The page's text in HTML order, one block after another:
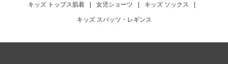
キッズ トップス肌着 | 女児ショーツ | キッズ ソックス |
キッズ スパッツ・レギンス